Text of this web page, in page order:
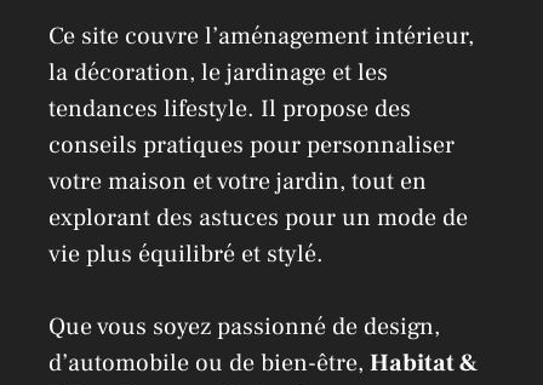
Ce site couvre l’aménagement intérieur,
la décoration, le jardinage et les
tendances lifestyle. Il propose des
conseils pratiques pour personnaliser
votre maison et votre jardin, tout en
explorant des astuces pour un mode de
vie plus équilibré et stylé.
Que vous soyez passionné de design,
d’automobile ou de bien-être, Habitat &